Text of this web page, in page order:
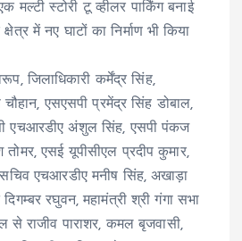
स्टोरी टू व्हीलर पार्किंग बनाई
में नए घाटों का निर्माण भी किया
जिलाधिकारी कर्मेंद्र सिंह,
चौहान, एसएसपी प्रमेंद्र सिंह डोबाल,
एचआरडीए अंशुल सिंह, एसपी पंकज
तोमर, एसई यूपीसीएल प्रदीप कुमार,
एचआरडीए मनीष सिंह, अखाड़ा
रघुवन, महामंत्री श्री गंगा सभा
से राजीव पाराशर, कमल बृजवासी,